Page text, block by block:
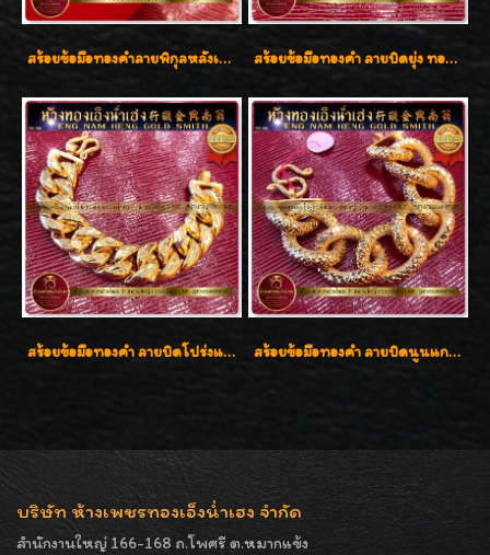
สร้อยข้อมือทองคำลายพิกุลหลังเต่า น้ำหนัก 86.6g ( 5.71 บาท ) หน้ากว้าง 20 มิล สร้อยข้อมือทองคำ ลายบิดยุ่ง ทองคำ 96.5% น้ำหนัก 3 บาท สวยน่าสะสมค่ะ
สร้อยข้อมือทองคำ ลายบิดโปร่งแกะลาย ทองคำ 96.5% น้ำหนัก 5 บาท สวยค่ะ สร้อยข้อมือทองคำ ลายบิดนูนแกะลาย ทองคำ 96.5% น้ำหนัก 5 บาท สวยค่ะ
บริษัท ห้างเพชรทองเอ็งน่ำเฮง จำกัด
สำนักงานใหญ่ 166-168 ถ.โพศรี ต.หมากแข้ง